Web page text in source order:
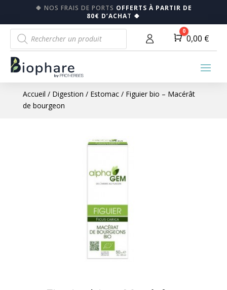
🍀 NOS FRAIS DE PORTS OFFERTS À PARTIR DE
80€ D’ACHAT 🍀
Recherche
de
produits
Panier
0
0,00 €
Accueil / Digestion / Estomac/ Figuier bio – Macérât
de bourgeon